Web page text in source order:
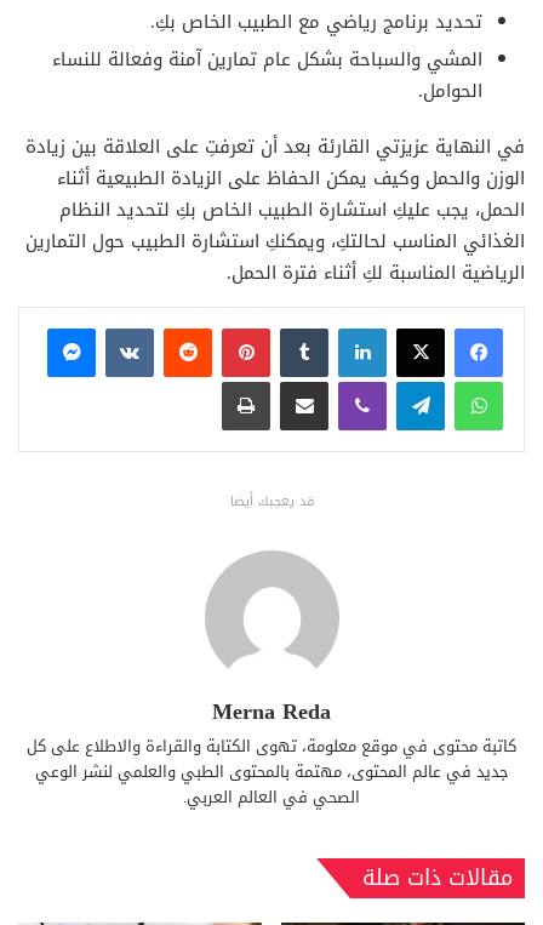
تحديد برنامج رياضي مع الطبيب الخاص بكِ.
المشي والسباحة بشكل عام تمارين آمنة وفعالة للنساء
الحوامل.
في النهاية عزيزتي القارئة بعد أن تعرفتِ على العلاقة بين زيادة
الوزن والحمل وكيف يمكن الحفاظ على الزيادة الطبيعية أثناء
الحمل، يجب عليكِ استشارة الطبيب الخاص بكِ لتحديد النظام
الغذائي المناسب لحالتكِ، ويمكنكِ استشارة الطبيب حول التمارين
الرياضية المناسبة لكِ أثناء فترة الحمل.
فيسبوكX لينكدإن بينتيريست
ماسنجر
واتساب تيلقرام ڤايبر مشاركة عبر البريد طباعة
قد يعجبك أيضا
Merna Reda
كاتبة محتوى في موقع معلومة، تهوى الكتابة والقراءة والاطلاع على كل
جديد في عالم المحتوى، مهتمة بالمحتوى الطبي والعلمي لنشر الوعي
الصحي في العالم العربي.
مقالات ذات صلة